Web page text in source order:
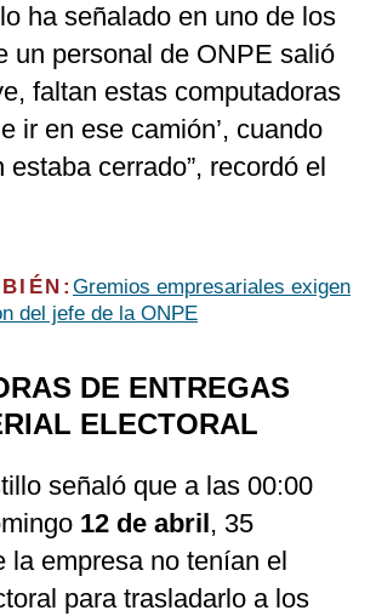
ha señalado en uno de los
un personal de ONPE salió
faltan estas computadoras
ir en ese camión’, cuando
estaba cerrado”, recordó el
Gremios empresariales exigen
del jefe de la ONPE
DE ENTREGAS
ELECTORAL
señaló que a las 00:00
12 de abril, 35
la empresa no tenían el
para trasladarlo a los